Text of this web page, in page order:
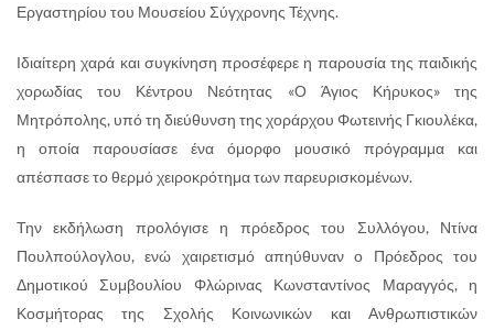
Εργαστηρίου του Μουσείου Σύγχρονης Τέχνης.
Ιδιαίτερη χαρά και συγκίνηση προσέφερε η παρουσία της παιδικής
χορωδίας του Κέντρου Νεότητας «Ο Άγιος Κήρυκος» της
Μητρόπολης, υπό τη διεύθυνση της χοράρχου Φωτεινής Γκιουλέκα,
η οποία παρουσίασε ένα όμορφο μουσικό πρόγραμμα και
απέσπασε το θερμό χειροκρότημα των παρευρισκομένων.
Την εκδήλωση προλόγισε η πρόεδρος του Συλλόγου, Ντίνα
Πουλπούλογλου, ενώ χαιρετισμό απηύθυναν ο Πρόεδρος του
Δημοτικού Συμβουλίου Φλώρινας Κωνσταντίνος Μαραγγός, η
Κοσμήτορας της Σχολής Κοινωνικών και Ανθρωπιστικών